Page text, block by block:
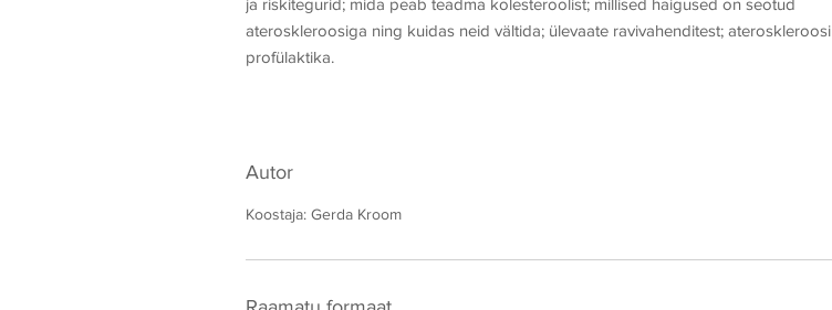
ja riskitegurid; mida peab teadma kolesteroolist; millised haigused on seotud
ateroskleroosiga ning kuidas neid vältida; ülevaate ravivahenditest; ateroskleroosi
profülaktika.
Autor
Koostaja: Gerda Kroom